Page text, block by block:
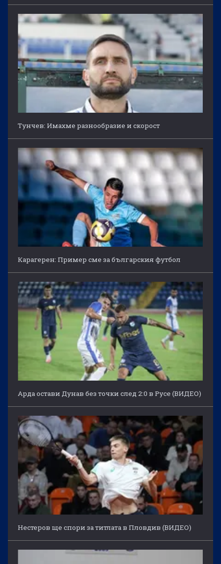
Тунчев: Имахме разнообразие и скорост
Карагерен: Пример сме за българския футбол
Арда остави Дунав без точки след 2:0 в Русе (ВИДЕО)
Нестеров ще спори за титлата в Пловдив (ВИДЕО)